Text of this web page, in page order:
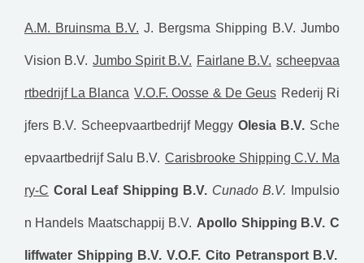
A.M. Bruinsma B.V. J. Bergsma Shipping B.V. Jumbo
Vision B.V. Jumbo Spirit B.V. Fairlane B.V. scheepvaa
rtbedrijf La Blanca V.O.F. Oosse & De Geus Rederij Ri
jfers B.V. Scheepvaartbedrijf Meggy Olesia B.V. Sche
epvaartbedrijf Salu B.V. Carisbrooke Shipping C.V. Ma
ry-C Coral Leaf Shipping B.V. Cunado B.V. Impulsio
n Handels Maatschappij B.V. Apollo Shipping B.V. C
liffwater Shipping B.V. V.O.F. Cito Petransport B.V.